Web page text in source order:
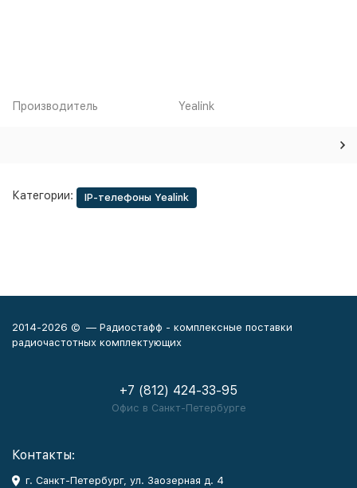
Производитель Yealink
Категории: IP-телефоны Yealink
2014-2026 © — Радиостафф - комплексные поставки
радиочастотных комплектующих
+7 (812) 424-33-95
Офис в Санкт-Петербурге
Контакты:
г. Санкт-Петербург, ул. Заозерная д. 4